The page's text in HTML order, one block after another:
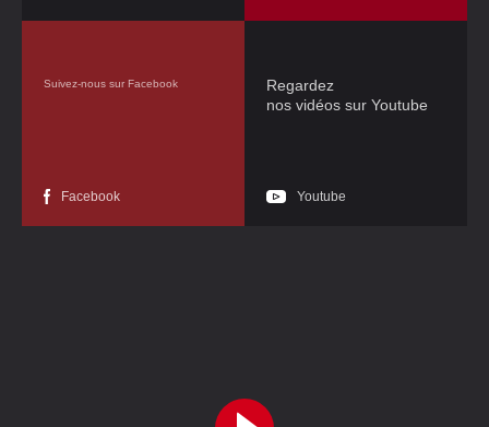
Suivez-nous sur Facebook
Facebook
Regardez
nos vidéos sur Youtube
Youtube